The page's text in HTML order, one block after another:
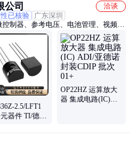
公司
洽谈
已核验
广东深圳
制器、参考电压、电池管理、视频开
、开关稳压器、数字隔离器、精密放
、开关控制器、可编程门阵列、接口
2.5/LFT1
器件 TI/德州
OP22HZ 运算放大
器 集成电路(IC)